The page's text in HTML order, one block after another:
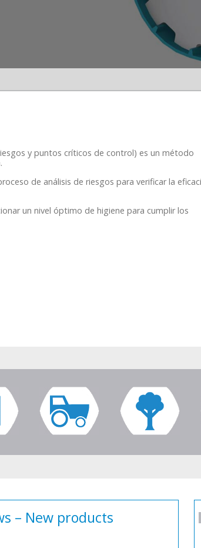
y puntos críticos de control) es un método
de análisis de riesgos para verificar la
un nivel óptimo de higiene para cumplir los
– New products